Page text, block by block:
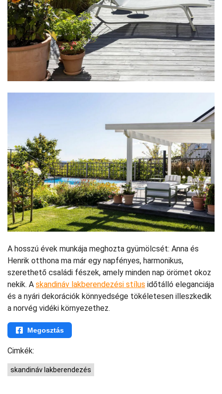
A hosszú évek munkája meghozta gyümölcsét: Anna és
Henrik otthona ma már egy napfényes, harmonikus,
szerethető családi fészek, amely minden nap örömet okoz
nekik. A skandináv lakberendezési stílus időtálló eleganciája
és a nyári dekorációk könnyedsége tökéletesen illeszkedik
a norvég vidéki környezethez.
Megosztás
Cimkék:
skandináv lakberendezés